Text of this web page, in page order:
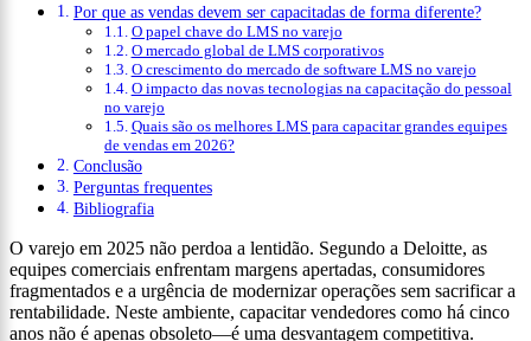
Por que as vendas devem ser capacitadas de forma diferente?
O papel chave do LMS no varejo
O mercado global de LMS corporativos
O crescimento do mercado de software LMS no varejo
O impacto das novas tecnologias na capacitação do pessoal
no varejo
Quais são os melhores LMS para capacitar grandes equipes
de vendas em 2026?
Conclusão
Perguntas frequentes
Bibliografia
O varejo em 2025 não perdoa a lentidão. Segundo a Deloitte, as
equipes comerciais enfrentam margens apertadas, consumidores
fragmentados e a urgência de modernizar operações sem sacrificar a
rentabilidade. Neste ambiente, capacitar vendedores como há cinco
anos não é apenas obsoleto—é uma desvantagem competitiva.